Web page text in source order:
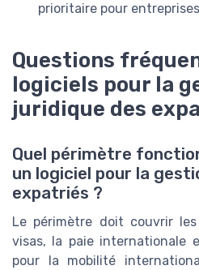
prioritaire pour
Questions
logiciels pour la
juridique des
Quel périmètre
un logiciel pour la
expatriés ?
Le périmètre doit couvrir
visas, la paie internationale
pour la mobilité